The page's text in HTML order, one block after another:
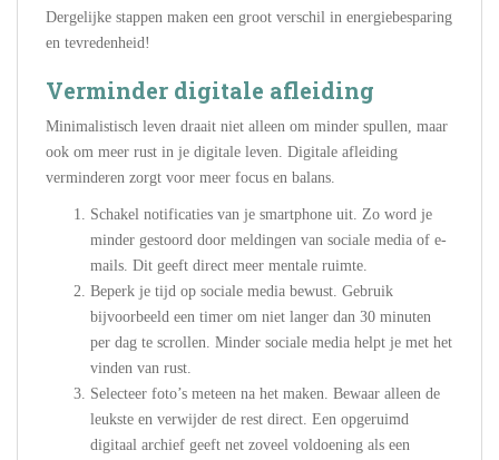
Dergelijke stappen maken een groot verschil in energiebesparing
en tevredenheid!
Verminder digitale afleiding
Minimalistisch leven draait niet alleen om minder spullen, maar
ook om meer rust in je digitale leven. Digitale afleiding
verminderen zorgt voor meer focus en balans.
Schakel notificaties van je smartphone uit. Zo word je
minder gestoord door meldingen van sociale media of e-
mails. Dit geeft direct meer mentale ruimte.
Beperk je tijd op sociale media bewust. Gebruik
bijvoorbeeld een timer om niet langer dan 30 minuten
per dag te scrollen. Minder sociale media helpt je met het
vinden van rust.
Selecteer foto’s meteen na het maken. Bewaar alleen de
leukste en verwijder de rest direct. Een opgeruimd
digitaal archief geeft net zoveel voldoening als een